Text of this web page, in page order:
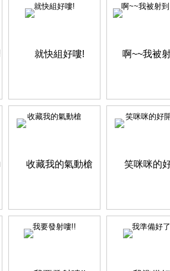
就快組好嘍! 啊~~我被射
收藏我的氣動槍 笑咪咪的好
我要發射嘍!! 我準備好